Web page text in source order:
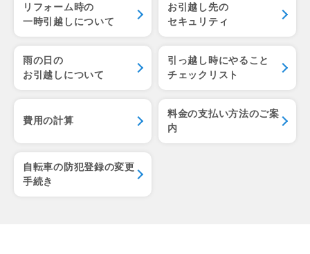
リフォーム時の
一時引越しについて
お引越し先の
セキュリティ
雨の日の
お引越しについて
引っ越し時にやること
チェックリスト
費用の計算
料金の支払い方法のご案
内
自転車の防犯登録の変更
手続き